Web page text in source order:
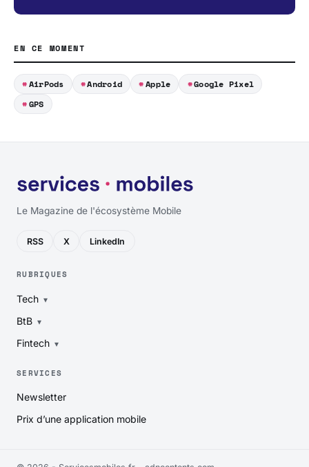
EN CE MOMENT
AirPods Android Apple
Google Pixel
GPS
Le Magazine de l'écosystème Mobile
RSS X LinkedIn
RUBRIQUES
Tech
BtB
Fintech
SERVICES
Newsletter
Prix d’une application mobile